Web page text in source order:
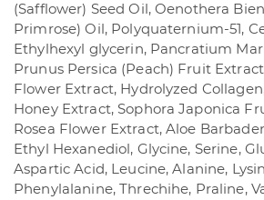
(Safflower) Seed Oil, Oenothera
Primrose) Oil, Polyquaternium-51,
Ethylhexyl glycerin, Pancratium
Prunus Persica (Peach) Fruit
Flower Extract, Hydrolyzed
Honey Extract, Sophora Japonica
Rosea Flower Extract, Aloe
Ethyl Hexanediol, Glycine, Serine,
Aspartic Acid, Leucine, Alanine,
Phenylalanine, Threchihe, Praline,